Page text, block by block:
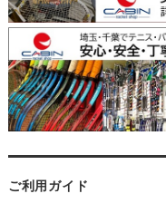
ご利用ガイド